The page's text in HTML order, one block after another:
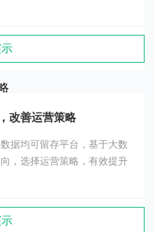
改善运营策略
据均可留存平台，基于大数
，选择运营策略，有效提升